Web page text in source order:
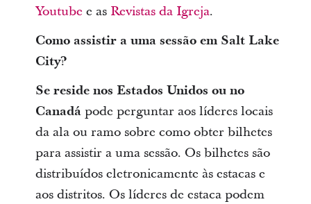
Youtube e as Revistas da Igreja.
Como assistir a uma sessão em Salt Lake
City?
Se reside nos Estados Unidos ou no
Canadápode perguntar aos líderes locais
da ala ou ramo sobre como obter bilhetes
para assistir a uma sessão. Os bilhetes são
distribuídos eletronicamente às estacas e
aos distritos. Os líderes de estaca podem